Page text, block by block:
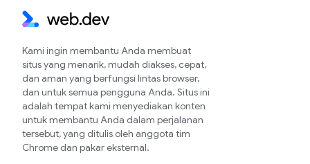
Kami ingin membantu Anda membuat
situs yang menarik, mudah diakses, cepat,
dan aman yang berfungsi lintas browser,
dan untuk semua pengguna Anda. Situs ini
adalah tempat kami menyediakan konten
untuk membantu Anda dalam perjalanan
tersebut, yang ditulis oleh anggota tim
Chrome dan pakar eksternal.